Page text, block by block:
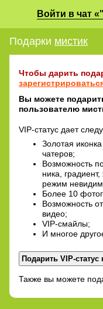
Войти в чат
Подарки мистик
Чтобы дарить
Вы можете
пользователю
VIP-статус дает
Золотая
чатеров;
Возможность
ника,
режим
Более 10
Возможность
видео;
VIP-смайлы;
И многое
Также вы можете